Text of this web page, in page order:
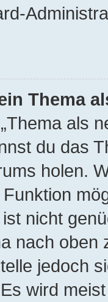
Thema
als
du das
holen.
nicht
nach oben
jedoch
wird